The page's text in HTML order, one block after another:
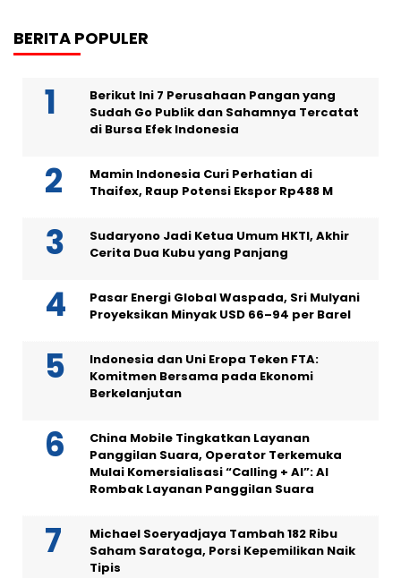
BERITA POPULER
Berikut Ini 7 Perusahaan Pangan yang
Sudah Go Publik dan Sahamnya Tercatat
di Bursa Efek Indonesia
Mamin Indonesia Curi Perhatian di
Thaifex, Raup Potensi Ekspor Rp488 M
Sudaryono Jadi Ketua Umum HKTI, Akhir
Cerita Dua Kubu yang Panjang
Pasar Energi Global Waspada, Sri Mulyani
Proyeksikan Minyak USD 66–94 per Barel
Indonesia dan Uni Eropa Teken FTA:
Komitmen Bersama pada Ekonomi
Berkelanjutan
China Mobile Tingkatkan Layanan
Panggilan Suara, Operator Terkemuka
Mulai Komersialisasi “Calling + AI”: AI
Rombak Layanan Panggilan Suara
Michael Soeryadjaya Tambah 182 Ribu
Saham Saratoga, Porsi Kepemilikan Naik
Tipis